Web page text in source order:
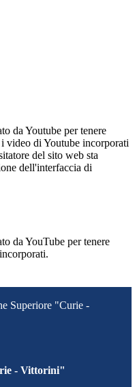
da Youtube per tenere
video di Youtube incorporati
del sito web sta
dell'interfaccia di
da YouTube per tenere
Superiore "Curie -
- Vittorini"